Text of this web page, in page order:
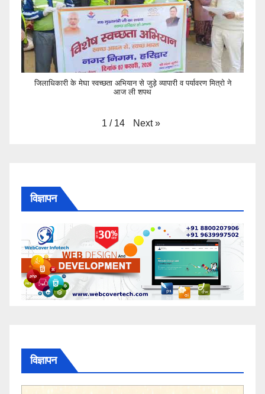
जिलाधिकारी के मेघा स्वच्छता अभियान से जुड़े व्यापारी व पर्यावरण मित्रो ने
आज ली शपथ
1 / 14 Next »
विज्ञापन
विज्ञापन